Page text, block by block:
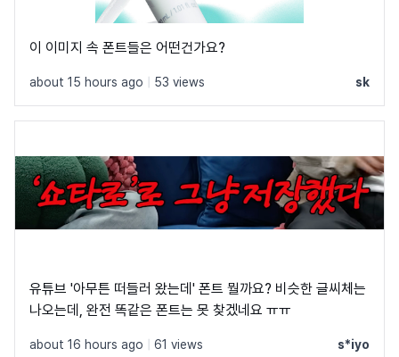
이 이미지 속 폰트들은 어떤건가요?
about 15 hours ago 53 views sk
유튜브 '아무튼 떠들러 왔는데' 폰트 뭘까요? 비슷한 글씨체는
나오는데, 완전 똑같은 폰트는 못 찾겠네요 ㅠㅠ
about 16 hours ago 61 views s*iyo